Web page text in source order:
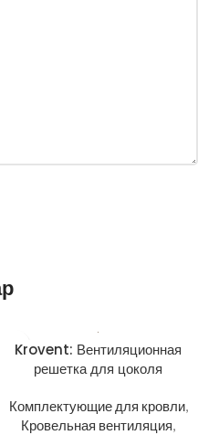
Krovent: Вентиляционная
решетка для цоколя
Комплектующие для кровли,
Кровельная вентиляция,